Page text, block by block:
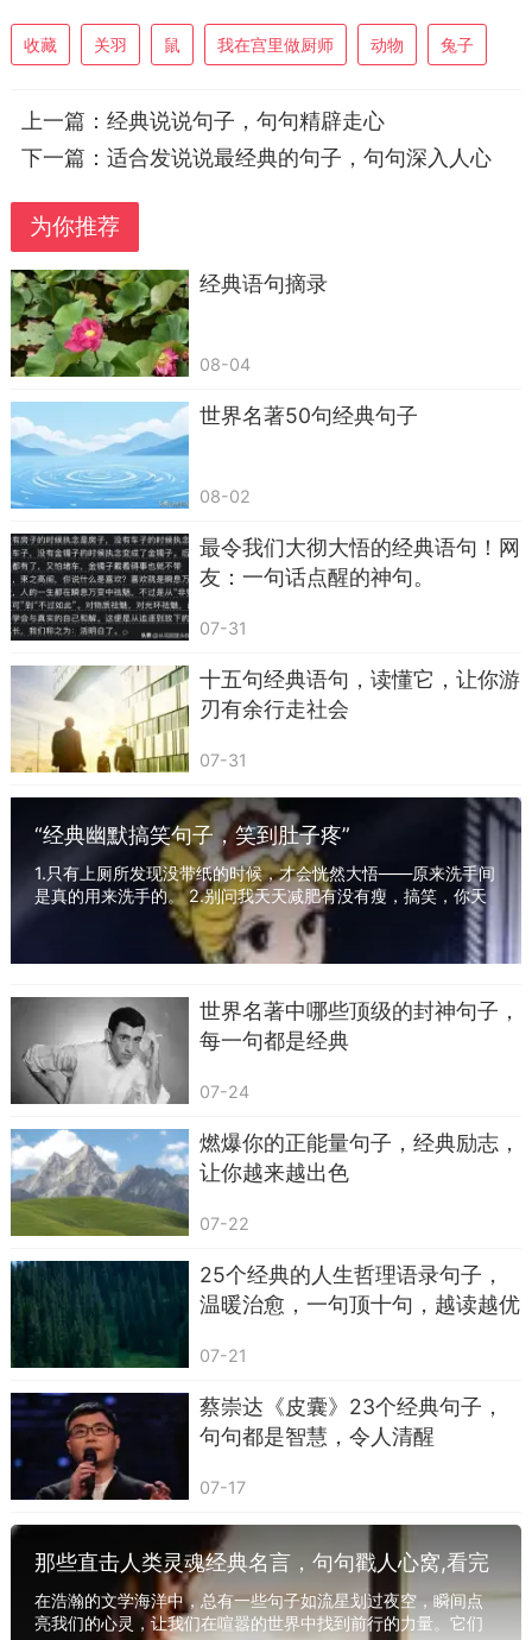
11.飞机上点灯——高明
13.从河南到湖南——难上加难（南上加南）
14.王八倒立——上面有个规定（龟腚）
15.豁牙子拜师傅——无耻（齿）之徒
二、喻事类——借事说理，一语中的
喻事类歇后语通过一个具体的事件或场景，来
比喻某种道理或状态。
16.八仙过海——各显神通
17.十五个吊桶打水——七上八下
18.打破砂锅——问到底
19.芝麻开花——节节高
20.竹篮打水——一场空
21.泥菩萨过江——自身难保
22.周瑜打黄盖——一个愿打，一个愿挨
23.姜太公钓鱼——愿者上钩
24.擀面杖吹火——一窍不通
25.小葱拌豆腐——一清二白
26.三个臭皮匠——顶个诸葛亮
27.司马昭之心——路人皆知
28.留得青山在——不怕没柴烧
29.塞翁失马——焉知祸福
30.三十六计——走为上计
31.船到桥头——自然直
32.打开天窗——说亮话
33.百米赛跑——分秒必争
34.拔苗助长——急于求成
35.仇人相见——分外眼红
收藏 关羽 鼠 我在宫里做厨师 动物 兔子
上一篇： 经典说说句子，句句精辟走心
下一篇： 适合发说说最经典的句子，句句深入人心
为你推荐
经典语句摘录
08-04
世界名著50句经典句子
08-02
最令我们大彻大悟的经典语句！网
友：一句话点醒的神句。
07-31
十五句经典语句，读懂它，让你游
刃有余行走社会
07-31
“经典幽默搞笑句子，笑到肚子疼”
1.只有上厕所发现没带纸的时候，才会恍然大悟——原来洗手间
是真的用来洗手的。 2.别问我天天减肥有没有瘦，搞笑，你天
天上班有存款吗？ 3.八竿子打不着的人闯入...
世界名著中哪些顶级的封神句子，
每一句都是经典
07-24
燃爆你的正能量句子，经典励志，
让你越来越出色
07-22
25个经典的人生哲理语录句子，
温暖治愈，一句顶十句，越读越优
07-21
蔡崇达《皮囊》23个经典句子，
句句都是智慧，令人清醒
07-17
那些直击人类灵魂经典名言，句句戳人心窝,看完
受益匪浅！
在浩瀚的文学海洋中，总有一些句子如流星划过夜空，瞬间点
亮我们的心灵，让我们在喧嚣的世界中找到前行的力量。它们